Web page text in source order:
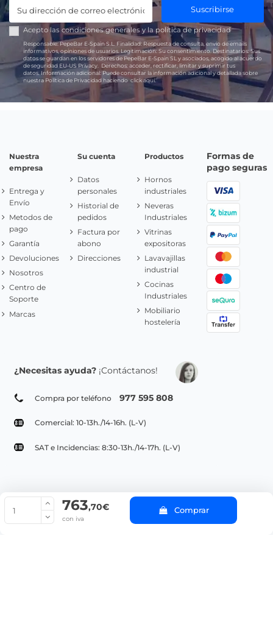
763,70€
con iva
Comprar
Suscribirse
Acepto las condiciones generales y lapolítica de privacidad
Responsable:PepeBar E-Spain S.L. Finalidad: Respuesta de consulta, envío de emails
informativos, opiniones de usuarios. Legitimación: Su consentimiento. Destinatarios:Sus
datos se guardan en los servidores de PepeBar E-Spain SL y asociados, acogido al acuerdo
de seguridad EU-US Privacy.
Derechos: acceder, rectificar, limitar y suprimir tus
datos.Información adicional:Puede consultar la información adicional y detallada sobre
nuestra Política de Privacidad haciendoclick aquí.
Nuestra
empresa
Entrega y
Envío
Metodos de
pago
Garantía
Devoluciones
Nosotros
Centro de
Soporte
Marcas
Su cuenta
Datos
personales
Historial de
pedidos
Factura por
abono
Direcciones
Productos
Hornos
industriales
Neveras
Industriales
Vitrinas
expositoras
Lavavajillas
industrial
Cocinas
Industriales
Mobiliario
hostelería
Formas de
pago seguras
¿Necesitas ayuda? ¡Contáctanos!
Compra por teléfono 977 595 808
Comercial: 10-13h./14-16h. (L-V)
SAT e Incidencias: 8:30-13h./14-17h. (L-V)
© Copyright 2022 PepeBar.com |
Aviso legal y
Condiciones generales de compra |